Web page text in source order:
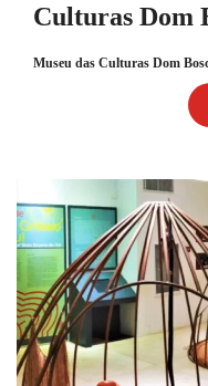
Culturas Dom
Museu das Culturas Dom